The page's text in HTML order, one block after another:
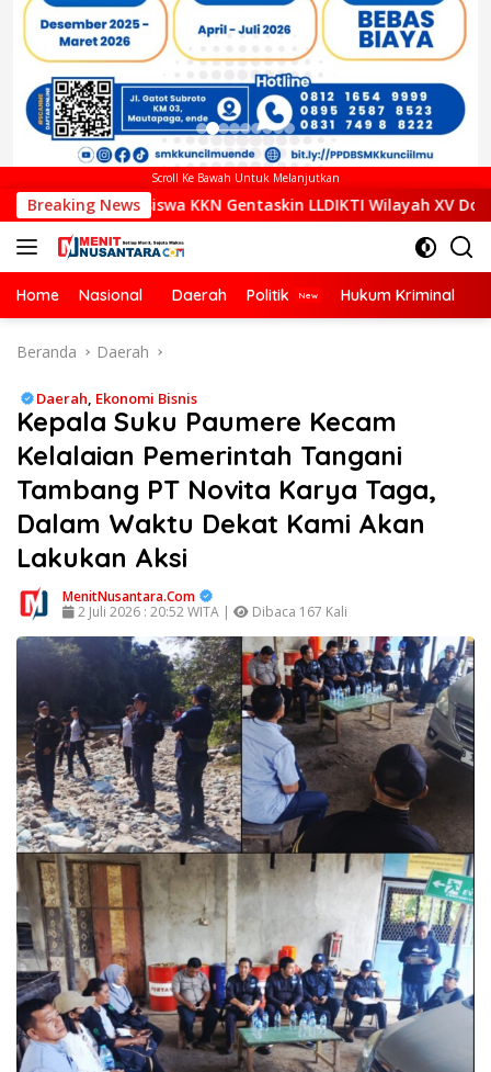
Scroll Ke Bawah Untuk Melanjutkan
Breaking News
KKN Gentaskin LLDIKTI Wilayah XV Dorong
Home Nasional Daerah Politik Hukum Kriminal
Beranda Daerah
Daerah, Ekonomi Bisnis
Kepala Suku Paumere Kecam
Kelalaian Pemerintah Tangani
Tambang PT Novita Karya Taga,
Dalam Waktu Dekat Kami Akan
Lakukan Aksi
MenitNusantara.Com
2 Juli 2026 : 20:52 WITA |
Dibaca 167 Kali